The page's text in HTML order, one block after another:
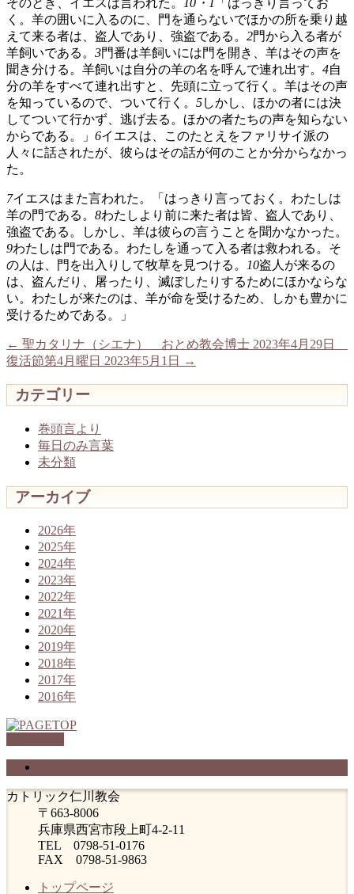
く。羊の囲いに入るのに、門を通らないでほかの所を乗り越
えて来る者は、盗人であり、強盗である。 2門から入る者が
羊飼いである。 3門番は羊飼いには門を開き、羊はその声を
聞き分ける。羊飼いは自分の羊の名を呼んで連れ出す。 4自
分の羊をすべて連れ出すと、先頭に立って行く。羊はその声
を知っているので、ついて行く。 5しかし、ほかの者には決
してついて行かず、逃げ去る。ほかの者たちの声を知らない
からである。」 6イエスは、このたとえをファリサイ派の
人々に話されたが、彼らはその話が何のことか分からなかっ
た。
7イエスはまた言われた。「はっきり言っておく。わたしは
羊の門である。 8わたしより前に来た者は皆、盗人であり、
強盗である。しかし、羊は彼らの言うことを聞かなかった。
9わたしは門である。わたしを通って入る者は救われる。そ
の人は、門を出入りして牧草を見つける。
10盗人が来るの
は、盗んだり、屠ったり、滅ぼしたりするためにほかならな
い。わたしが来たのは、羊が命を受けるため、しかも豊かに
受けるためである。」
← 聖カタリナ（シエナ） おとめ教会博士 2023年4月29日
復活節第4月曜日 2023年5月1日
→
カテゴリー
巻頭言より
毎日のみ言葉
未分類
アーカイブ
2026年
2025年
2024年
2023年
2022年
2021年
2020年
2019年
2018年
2017年
2016年
カトリック仁川教会
〒663-8006
兵庫県西宮市段上町4-2-11
TEL 0798-51-0176
FAX 0798-51-9863
トップページ